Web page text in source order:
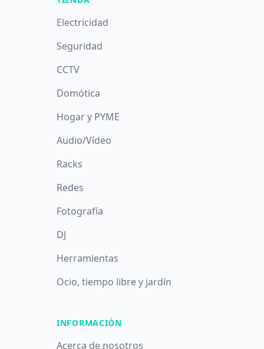
Electricidad
Seguridad
CCTV
Domótica
Hogar y PYME
Audio/Vídeo
Racks
Redes
Fotografía
DJ
Herramientas
Ocio, tiempo libre y jardín
INFORMACIÓN
Acerca de nosotros